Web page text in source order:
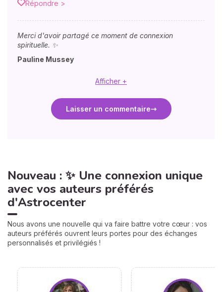
Répondre >
Merci d'avoir partagé ce moment de connexion
spirituelle. ✨
Pauline Mussey
Afficher +
Laisser un commentaire
Nouveau : ✨ Une connexion unique
avec vos auteurs préférés
d'Astrocenter
Nous avons une nouvelle qui va faire battre votre cœur : vos
auteurs préférés ouvrent leurs portes pour des échanges
personnalisés et privilégiés !